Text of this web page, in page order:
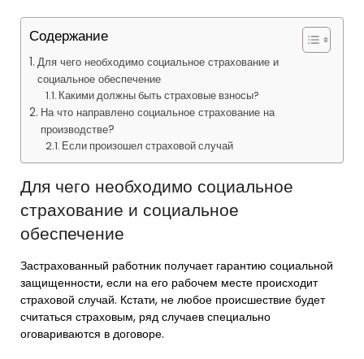
Содержание
Для чего необходимо социальное страхование и
социальное обеспечение
Какими должны быть страховые взносы?
На что направлено социальное страхование на
производстве?
Если произошел страховой случай
Для чего необходимо социальное
страхование и социальное
обеспечение
Застрахованный работник получает гарантию социальной
защищенности, если на его рабочем месте происходит
страховой случай. Кстати, не любое происшествие будет
считаться страховым, ряд случаев специально
оговариваются в договоре.